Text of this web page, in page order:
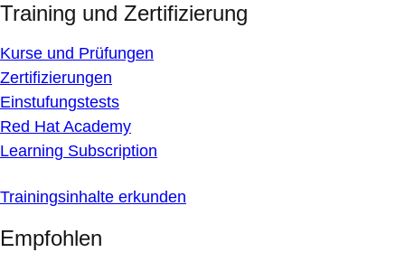
Training und Zertifizierung
Kurse und Prüfungen
Zertifizierungen
Einstufungstests
Red Hat Academy
Learning Subscription
Trainingsinhalte erkunden
Empfohlen